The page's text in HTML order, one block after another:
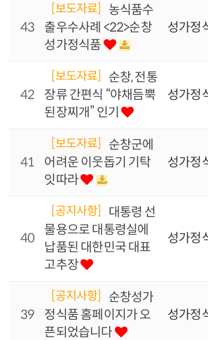
43
[보도자료]
농식품수
출우수사례 <22>순창
성가정식품
성가정
42
[보도자료]
순창, 전통
장류 간편식 “야채듬뿍
된장찌개” 인기
성가정
41
[보도자료]
순창군에
어려운 이웃돕기 기탁
잇따라
성가정
40
[공지사항]
대통령 선
물용으로 대통령실에
납품된 대한민국 대표
고추장
성가정
39
[공지사항]
순창성가
정식품 홈페이지가 오
픈되었습니다
성가정